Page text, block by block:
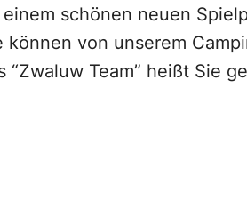
schönen neuen
von unserem
Team” heißt Sie